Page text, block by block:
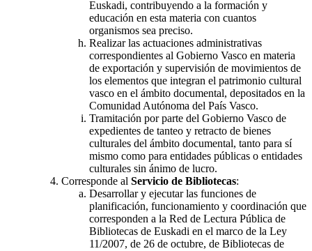
Euskadi, contribuyendo a la formación y
educación en esta materia con cuantos
organismos sea preciso.
Realizar las actuaciones administrativas
correspondientes al Gobierno Vasco en materia
de exportación y supervisión de movimientos de
los elementos que integran el patrimonio cultural
vasco en el ámbito documental, depositados en la
Comunidad Autónoma del País Vasco.
Tramitación por parte del Gobierno Vasco de
expedientes de tanteo y retracto de bienes
culturales del ámbito documental, tanto para sí
mismo como para entidades públicas o entidades
culturales sin ánimo de lucro.
Corresponde al Servicio de Bibliotecas:
Desarrollar y ejecutar las funciones de
planificación, funcionamiento y coordinación que
corresponden a la Red de Lectura Pública de
Bibliotecas de Euskadi en el marco de la Ley
11/2007, de 26 de octubre, de Bibliotecas de